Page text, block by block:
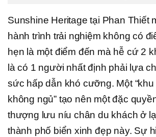
Sunshine Heritage tại Phan Thiết
hành trình trải nghiệm không có
hẹn là một điểm đến mà hễ cứ 2
là có 1 người nhất định phải lựa
sức hấp dẫn khó cưỡng. Một
không ngủ” tạo nên một đặc
thượng lưu níu chân du khách ở
thành phố biển xinh đẹp này. Sự